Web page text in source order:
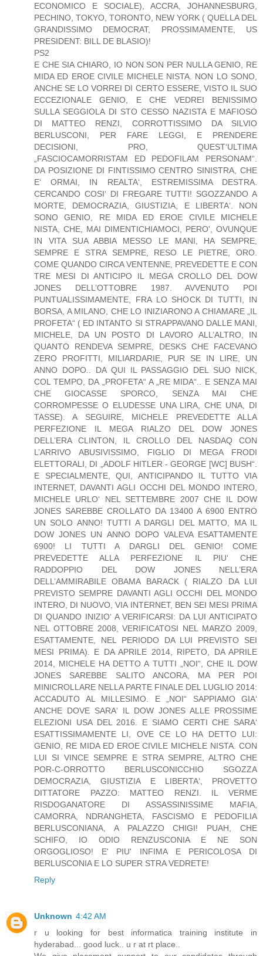
ECONOMICO E SOCIALE), ACCRA, JOHANNESBURG,
PECHINO, TOKYO, TORONTO, NEW YORK ( QUELLA DEL
GRANDISSIMO DEMOCRAT, PROSSIMAMENTE, US
PRESIDENT: BILL DE BLASIO)!
PS2
E CHE SIA CHIARO, IO NON SON PER NULLA GENIO, RE
MIDA ED EROE CIVILE MICHELE NISTA. NON LO SONO,
ANCHE SE LO VORREI DI CERTO ESSERE, VISTO IL SUO
ECCEZIONALE GENIO, E CHE VEDREI BENISSIMO
SULLA SEGGIOLA DI STO CESSO NAZISTA E MAFIOSO
DI MATTEO RENZI, CORROTTISSIMO DA SILVIO
BERLUSCONI, PER FARE LEGGI, E PRENDERE
DECISIONI, PRO, QUEST‘ULTIMA
„FASCIOCAMORRISTAM ED PEDOFILAM PERSONAM“.
DA POSIZIONE DI FINTISSIMO CENTRO SINISTRA, CHE
E‘ ORMAI, IN REALTA‘, ESTREMISSIMA DESTRA.
CERCANDO COSI‘ DI FREGARE TUTTI! SGOZZANDO A
MORTE, DEMOCRAZIA, GIUSTIZIA, E LIBERTA‘. NON
SONO GENIO, RE MIDA ED EROE CIVILE MICHELE
NISTA, CHE, MAI DIMENTICHIAMOCI, PERO', OVUNQUE
IN VITA SUA ABBIA MESSO LE MANI, HA SEMPRE,
SEMPRE E STRA SEMPRE, RESO LE PIETRE, ORO.
COME QUANDO CIRCA VENTENNE, PREVEDETTE E CON
TRE MESI DI ANTICIPO IL MEGA CROLLO DEL DOW
JONES DELL’OTTOBRE 1987. AVVENUTO POI
PUNTUALISSIMAMENTE, FRA LO SHOCK DI TUTTI, IN
BORSA, A MILANO, CHE LO INIZIARONO A CHIAMARE „IL
PROFETA“ ( ED INTANTO SI STRAPPAVANO DALLE MANI,
MICHELE, DA UN POSTO DI LAVORO ALL’ALTRO, IN
QUANTO RENDEVA SEMPRE, DESKS CHE FACEVANO
ZERO PROFITTI, MILIARDARIE, PUR SE IN LIRE, UN
ANNO DOPO.. DA QUI IL PASSAGGIO DEL SUO NICK,
COL TEMPO, DA „PROFETA“ A „RE MIDA“.. E SENZA MAI
CHE GIOCASSE SPORCO, SENZA MAI CHE
CORROMPESSE O ELUDESSE UNA LIRA, CHE UNA, DI
TASSE). A SEGUIRE, MICHELE PREVEDETTE ALLA
PERFEZIONE IL MEGA RIALZO DEL DOW JONES
DELL’ERA CLINTON, IL CROLLO DEL NASDAQ CON
L’ARRIVO ABUSIVISSIMO, FIGLIO DI MEGA FRODI
ELETTORALI, DI „ADOLF HITLER - GEORGE [WC] BUSH“.
E SPECIALMENTE, QUI, ANTICIPANDO IL TUTTO VIA
INTERNET, DAVANTI AGLI OCCHI DEL MONDO INTERO,
MICHELE URLO‘ NEL SETTEMBRE 2007 CHE IL DOW
JONES SAREBBE CROLLATO DA 13400 A 6900 ENTRO
UN SOLO ANNO! TUTTI A DARGLI DEL MATTO, MA IL
DOW JONES UN ANNO DOPO VALEVA ESATTAMENTE
6900! LI TUTTI A DARGLI DEL GENIO! COME
PREVEDETTE ALLA PERFEZIONE IL PIU‘ CHE
RADDOPPIO DEL DOW JONES NELL’ERA
DELL’AMMIRABILE OBAMA BARACK ( RIALZO DA LUI
PREVISTO SEMPRE DAVANTI AGLI OCCHI DEL MONDO
INTERO, DI NUOVO, VIA INTERNET, BEN SEI MESI PRIMA
DI QUANDO INIZIO‘ A VERIFICARSI: DA LUI ANTICIPATO
NEL OTTOBRE 2008, VERIFICATOSI NEL MARZO 2009,
ESATTAMENTE, NEL PERIODO DA LUI PREVISTO SEI
MESI PRIMA). E DA APRILE 2014, RIPETO, DA APRILE
2014, MICHELE HA DETTO A TUTTI „NOI“, CHE IL DOW
JONES SAREBBE SALITO ANCORA, MA PER POI
MINICROLLARE NELLA PARTE FINALE DEL LUGLIO 2014:
ACCADUTO AL MILLESIMO. E „NOI“ SAPPIAMO GIA‘
ANCHE DOVE SARA‘ IL DOW JONES ALLE PROSSIME
ELEZIONI USA DEL 2016. E SIAMO CERTI CHE SARA‘
ESATTISSIMAMENTE LI, OVE CE LO HA DETTO LUI:
GENIO, RE MIDA ED EROE CIVILE MICHELE NISTA. CON
LUI SI VINCE SEMPRE E STRA SEMPRE, ALTRO CHE
POR-C-ORROTTO BERLUSCONICCHIO SGOZZA
DEMOCRAZIA, GIUSTIZIA E LIBERTA‘, PROVETTO
DITTATORE PAZZO: MATTEO RENZI. IL VERME
RISDOGANATORE DI ASSASSINISSIME MAFIA,
CAMORRA, NDRANGHETA, FASCISMO E PEDOFILIA
BERLUSCONIANA, A PALAZZO CHIGI! PUAH, CHE
SCHIFO, IO ODIO RENZUSCONIA E NE SON
ORGOGLIOSO! E' PIU' INFIMA E PERICOLOSA DI
BERLUSCONIA E LO SUPER STRA VEDRETE!
Reply
Unknown 4:42 AM
r u looking for best informatica training institute in
hyderabad... good luck.. u r at rt place..